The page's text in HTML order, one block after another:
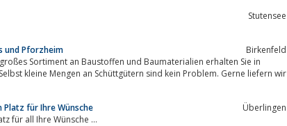
Stutensee
und Pforzheim
Birkenfeld
Sortiment an Baustoffen und Baumaterialien erhalten Sie in
kleine Mengen an Schüttgütern sind kein Problem. Gerne liefern wir
für Ihre Wünsche
Überlingen
für all Ihre Wünsche …